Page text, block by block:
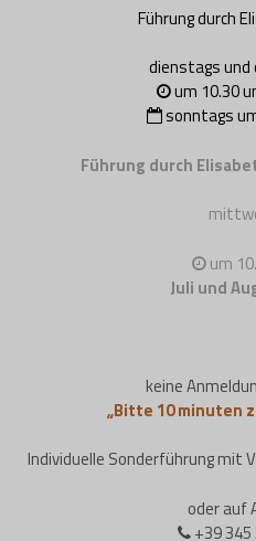
Führung durch
dienstags
um 10.30
sonntags
Führung durch
um
Juli und
keine
„Bitte 10 minuten
Individuelle Sonderführung mit
oder auf
+39